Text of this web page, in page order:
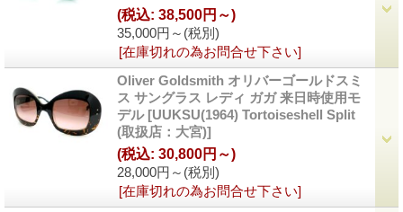
35,000円～ (税別)
(税込: 38,500円～)
[在庫切れの為お問合せ下さい]
Oliver Goldsmith オリバーゴールドスミ
ス サングラス レディ ガガ 来日時使用モ
デル [UUKSU(1964) Tortoiseshell Split
(取扱店：大宮)]
28,000円～ (税別)
(税込: 30,800円～)
[在庫切れの為お問合せ下さい]